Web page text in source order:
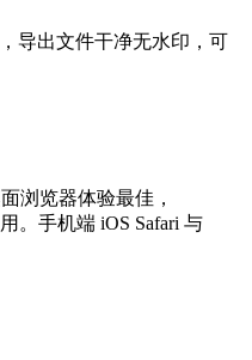
导出文件干净无水印，可
浏览器体验最佳，
。手机端 iOS Safari 与